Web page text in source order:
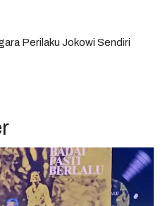
Perilaku Jokowi Sendiri